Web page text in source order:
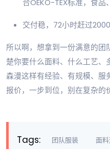
合OEKO-TEX标准，食品
交付稳，72小时赶过
所以啊，想拿到一份满意的团
楚你要什么面料、什么工艺
森漫这样有经验、有规模、服
报价，一步到位，别在复杂的
Tags: 团队服装 面